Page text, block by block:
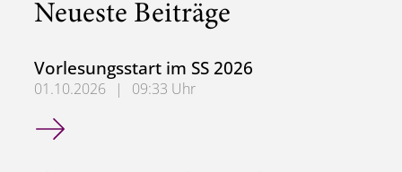
Neueste Beiträge
Vorlesungsstart im SS 2026
01.10.2026 |
09:33 Uhr
Vorlesungsstart im SS 2026